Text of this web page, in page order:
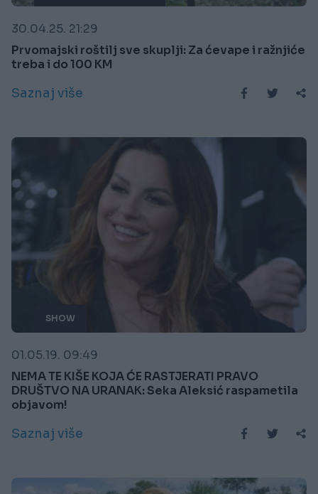
30.04.25. 21:29
Prvomajski roštilj sve skuplji: Za ćevape i ražnjiće
treba i do 100 KM
Saznaj više
SHOW
01.05.19. 09:49
NEMA TE KIŠE KOJA ĆE RASTJERATI PRAVO
DRUŠTVO NA URANAK: Seka Aleksić raspametila
objavom!
Saznaj više